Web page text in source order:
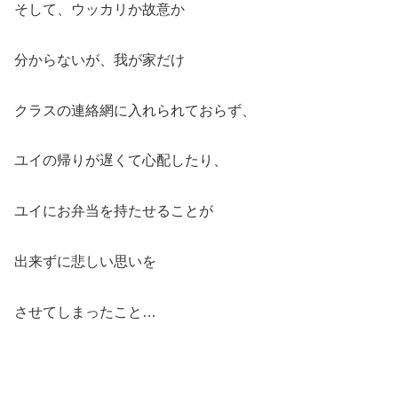
そして、ウッカリか故意か
分からないが、我が家だけ
クラスの連絡網に入れられておらず、
ユイの帰りが遅くて心配したり、
ユイにお弁当を持たせることが
出来ずに悲しい思いを
させてしまったこと…